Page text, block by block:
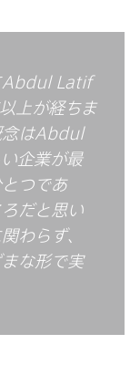
Abdul Latif
上が経ちま
はAbdul
企業が最
つであ
だと思い
わらず、
な形で実